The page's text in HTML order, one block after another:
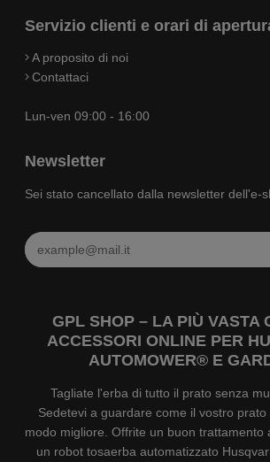
Servizio clienti e orari di
A proposito di noi
Contattaci
Lun-ven 09:00 - 16:00
Newsletter
Sei stato cancellato dalla newsletter dell'e-
GPL SHOP – LA PIÙ VASTA
ACCESSORI ONLINE PER
AUTOMOWER® E
Tagliate l'erba di tutto il prato senza
Sedetevi a guardare come il vostro
modo migliore. Offrite un buon trattamento
un robot tosaerba automatizzato